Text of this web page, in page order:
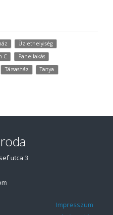
Üzlethelyiség
C
Panellakás
Társasház Tanya
utca 3
Impresszum